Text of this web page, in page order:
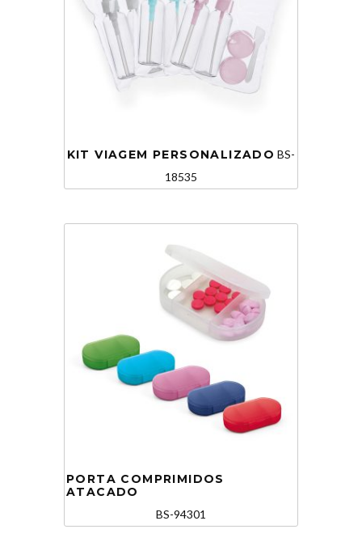
KIT VIAGEM PERSONALIZADO BS-
18535
PORTA COMPRIMIDOS
ATACADO
BS-94301